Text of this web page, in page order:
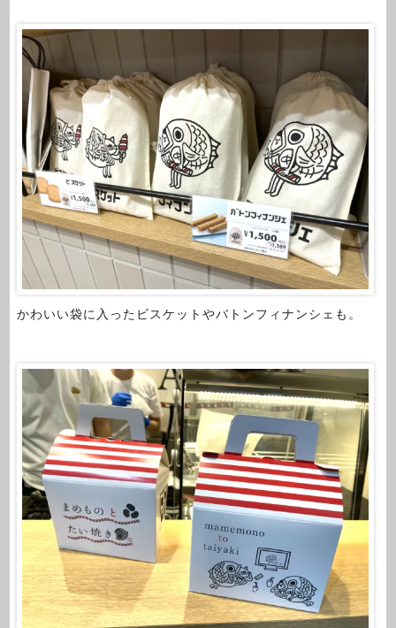
かわいい袋に入ったビスケットやバトンフィナンシェも。